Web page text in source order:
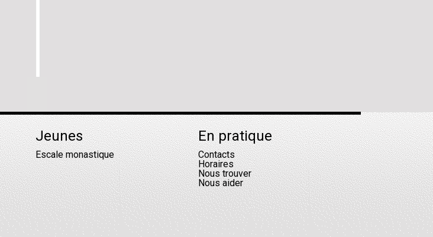
Jeunes
Escale monastique
En pratique
Contacts
Horaires
Nous trouver
Nous aider